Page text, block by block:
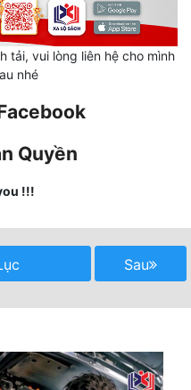
tải, vui lòng liên hệ cho mình
nhé
Quyền
!!!
Sau